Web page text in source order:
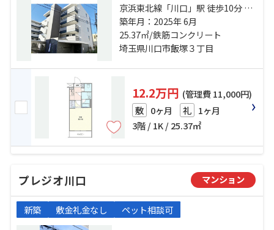
京浜東北線「川口」駅 徒歩10分 京
浜東北線「西川口」駅 徒歩25分 埼
玉高速鉄道「川口元郷」駅 徒歩27
分
築年月：2025年 6月
25.37㎡/鉄筋コンクリート
埼玉県川口市飯塚３丁目
12.2万円 (管理費 11,000円)
敷 0ヶ月 礼 1ヶ月
3階 / 1K / 25.37㎡
プレジオ川口 マンション
新築 敷金礼金なし ペット相談可